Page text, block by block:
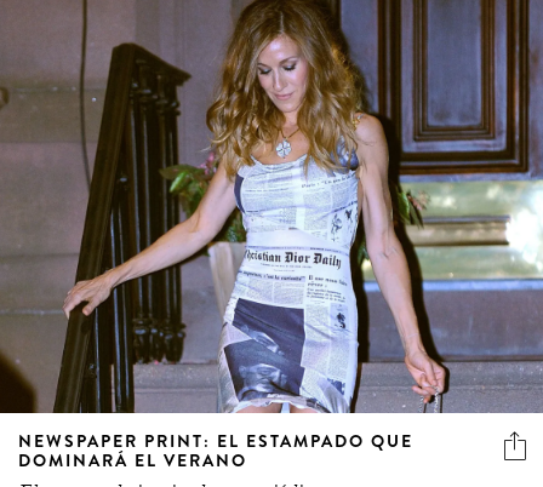
NEWSPAPER PRINT: EL ESTAMPADO QUE
DOMINARÁ EL VERANO